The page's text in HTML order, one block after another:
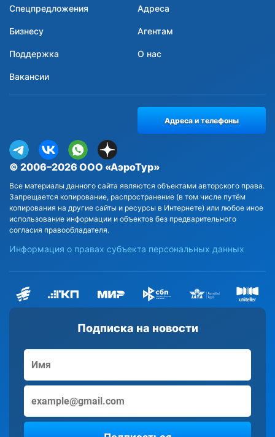
Спецпредложения Адреса
Бизнесу Агентам
Поддержка О нас
Вакансии
Подписка на новости
© 2006–2026 ООО «АэроТур»
Все материалы данного сайта являются объектами авторского права.
Запрещается копирование, распространение (в том числе путём
копирования на другие сайты и ресурсы в Интернете) или любое иное
использование информации и объектов без предварительного
согласия правообладателя.
Информация о правах субъекта персональных данных
Адреса и телефоны